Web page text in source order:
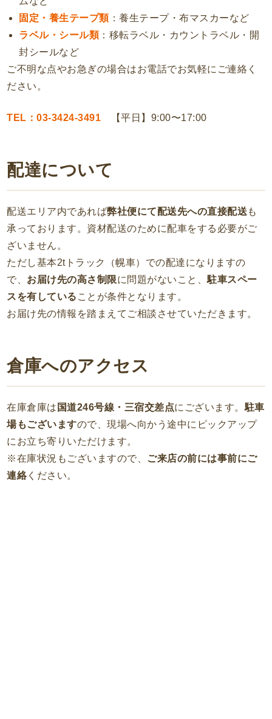
固定・養生テープ類 ：養生テープ・布マスカーなど
ラベル・シール類 ：移転ラベル・カウントラベル・開
封シールなど
ご不明な点やお急ぎの場合はお電話でお気軽にご連絡く
ださい。
TEL：03-3424-3491 【平日】9:00〜17:00
配達について
配送エリア内であれば弊社便にて配送先への直接配送も
承っております。資材配送のために配車をする必要がご
ざいません。
ただし基本2tトラック（幌車）での配達になりますの
で、 お届け先の高さ制限に問題がないこと、駐車スペー
スを有している ことが条件となります。
お届け先の情報を踏まえてご相談させていただきます。
倉庫へのアクセス
在庫倉庫は 国道246号線・三宿交差点にございます。駐車
場もございますので、現場へ向かう途中にピックアップ
にお立ち寄りいただけます。
※在庫状況もございますので、
ご来店の前には事前にご
連絡 ください。